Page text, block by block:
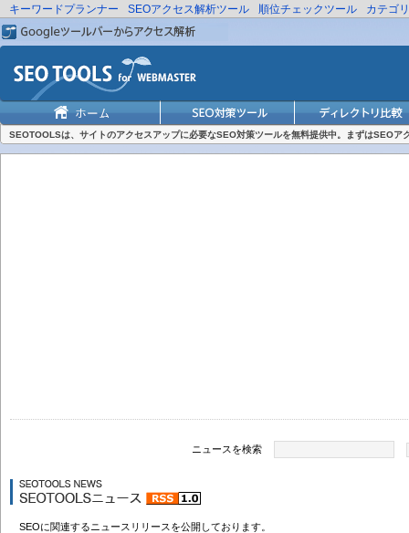
キーワードプランナー SEOアクセス解析ツール 順位チェックツール カテゴ
SEOTOOLSは、サイトのアクセスアップに必要なSEO対策ツールを無料提供中。まずはSEOア
ニュースを検索
SEOに関連するニュースリリースを公開しております。